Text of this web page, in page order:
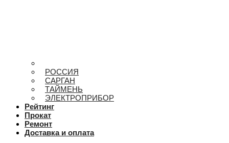
РОССИЯ
САРГАН
ТАЙМЕНЬ
ЭЛЕКТРОПРИБОР
Рейтинг
Прокат
Ремонт
Доставка и оплата